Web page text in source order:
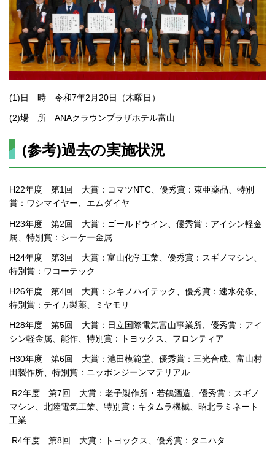
(1)日 時 令和7年2月20日（木曜日）
(2)場 所 ANAクラウンプラザホテル富山
(参考)過去の実施状況
H22年度 第1回 大賞：コマツNTC、優秀賞：東亜薬品、特別
賞：ワシマイヤー、エムダイヤ
H23年度 第2回 大賞：ゴールドウイン、優秀賞：アイシン軽金
属、特別賞：シーケー金属
H24年度 第3回 大賞：富山化学工業、優秀賞：スギノマシン、
特別賞：ワコーテック
H26年度 第4回 大賞：シキノハイテック、優秀賞：速水発条、
特別賞：テイカ製薬、ミヤモリ
H28年度 第5回 大賞：日立国際電気富山事業所、優秀賞：アイ
シン軽金属、能作、特別賞：トヨックス、フロンティア
H30年度 第6回 大賞：池田模範堂、優秀賞：三光合成、富山村
田製作所、特別賞：ニッポンジーンマテリアル
R2年度 第7回 大賞：老子製作所・若鶴酒造、優秀賞：スギノ
マシン、北陸電気工業、特別賞：キタムラ機械、昭北ラミネート
工業
R4年度 第8回 大賞：トヨックス、優秀賞：タニハタ